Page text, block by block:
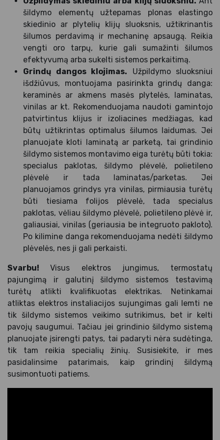
šildymo elementų užtepamas plonas elastingo
skiedinio ar plytelių klijų sluoksnis, užtikrinantis
šilumos perdavimą ir mechaninę apsaugą. Reikia
vengti oro tarpų, kurie gali sumažinti šilumos
efektyvumą arba sukelti sistemos perkaitimą.
Grindų dangos klojimas. Užpildymo sluoksniui
išdžiūvus, montuojama pasirinkta grindų danga:
keraminės ar akmens masės plytelės, laminatas,
vinilas ar kt. Rekomenduojama naudoti gamintojo
patvirtintus klijus ir izoliacines medžiagas, kad
būtų užtikrintas optimalus šilumos laidumas. Jei
planuojate kloti laminatą ar parketą, tai grindinio
šildymo sistemos montavimo eiga turėtų būti tokia:
specialus paklotas, šildymo plėvelė, polietileno
plėvelė ir tada laminatas/parketas. Jei
planuojamos grindys yra vinilas, pirmiausia turėtų
būti tiesiama folijos plėvelė, tada specialus
paklotas, vėliau šildymo plėvelė, polietileno plėvė ir,
galiausiai, vinilas (geriausia be integruoto pakloto).
Po kilimine danga rekomenduojama nedėti šildymo
plėvelės, nes ji gali perkaisti.
Svarbu!Visus elektros jungimus, termostatų
pajungimą ir galutinį šildymo sistemos testavimą
turėtų atlikti kvalifikuotas elektrikas. Netinkamai
atliktas elektros instaliacijos sujungimas gali lemti ne
tik šildymo sistemos veikimo sutrikimus, bet ir kelti
pavojų saugumui. Tačiau jei grindinio šildymo sistemą
planuojate įsirengti patys, tai padaryti nėra sudėtinga,
tik tam reikia specialių žinių. Susisiekite, ir mes
pasidalinsime patarimais, kaip grindinį šildymą
susimontuoti patiems.